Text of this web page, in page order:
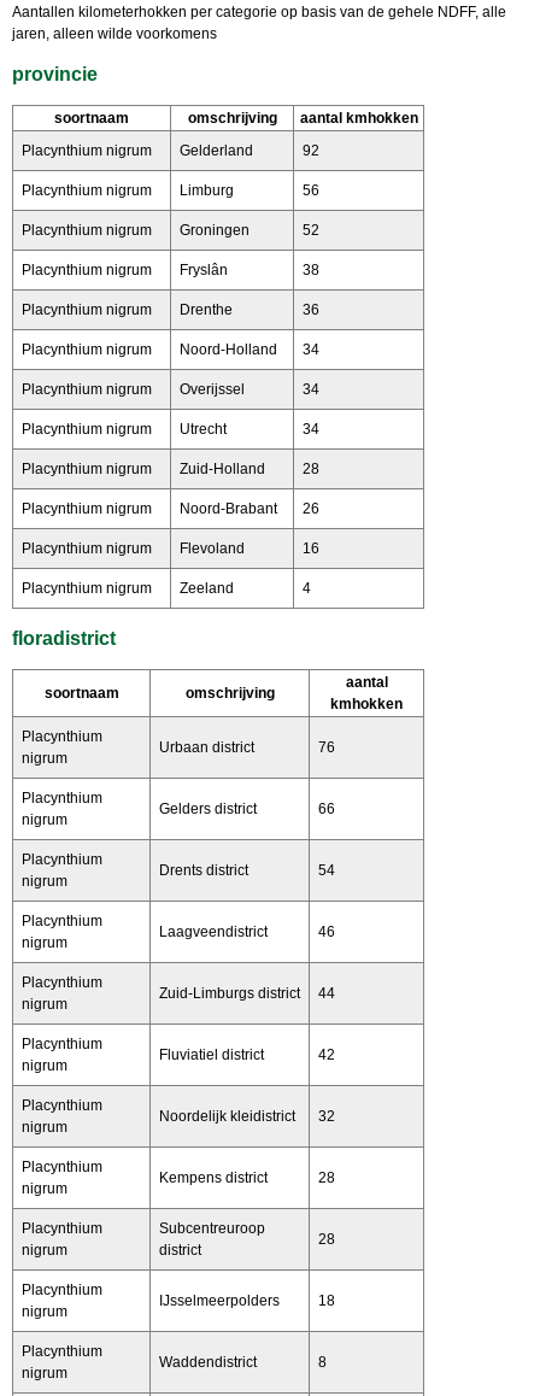
Aantallen kilometerhokken per categorie op basis van de gehele NDFF, alle
jaren, alleen wilde voorkomens
provincie
soortnaam omschrijving
aantal kmhokken
Placynthium nigrum
Gelderland 92
Placynthium nigrum Limburg 56
Placynthium nigrum Groningen 52
Placynthium nigrum Fryslân 38
Placynthium nigrum Drenthe 36
Placynthium nigrum Noord-Holland 34
Placynthium nigrum Overijssel 34
Placynthium nigrum Utrecht 34
Placynthium nigrum Zuid-Holland 28
Placynthium nigrum Noord-Brabant 26
Placynthium nigrum Flevoland 16
Placynthium nigrum Zeeland 4
floradistrict
soortnaam omschrijving
aantal
kmhokken
Placynthium
nigrum
Urbaan district 76
Placynthium
nigrum
Gelders district 66
Placynthium
nigrum
Drents district 54
Placynthium
nigrum
Laagveendistrict 46
Placynthium
nigrum
Zuid-Limburgs district 44
Placynthium
nigrum
Fluviatiel district 42
Placynthium
nigrum
Noordelijk kleidistrict 32
Placynthium
nigrum
Kempens district 28
Placynthium
nigrum
Subcentreuroop
district
28
Placynthium
nigrum
IJsselmeerpolders 18
Placynthium
nigrum
Waddendistrict 8